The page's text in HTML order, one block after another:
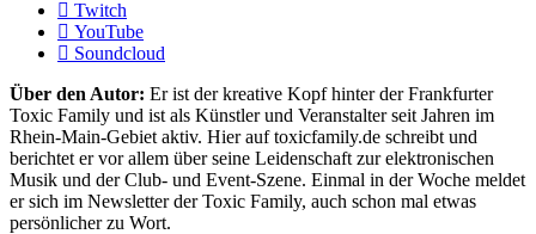
Twitch
YouTube
Soundcloud
Über den Autor: Er ist der kreative Kopf hinter der Frankfurter
Toxic Family und ist als Künstler und Veranstalter seit Jahren im
Rhein-Main-Gebiet aktiv. Hier auf toxicfamily.de schreibt und
berichtet er vor allem über seine Leidenschaft zur elektronischen
Musik und der Club- und Event-Szene. Einmal in der Woche meldet
er sich im Newsletter der Toxic Family, auch schon mal etwas
persönlicher zu Wort.